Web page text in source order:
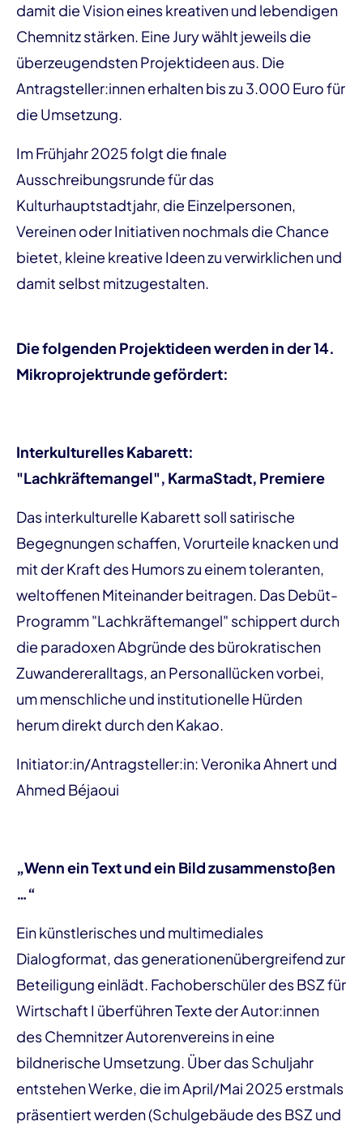
damit die Vision eines kreativen und lebendigen
Chemnitz stärken. Eine Jury wählt jeweils die
überzeugendsten Projektideen aus. Die
Antragsteller:innen erhalten bis zu 3.000 Euro für
die Umsetzung.
Im Frühjahr 2025 folgt die finale
Ausschreibungsrunde für das
Kulturhauptstadtjahr, die Einzelpersonen,
Vereinen oder Initiativen nochmals die Chance
bietet, kleine kreative Ideen zu verwirklichen und
damit selbst mitzugestalten.
Die folgenden Projektideen werden in der 14.
Mikroprojektrunde gefördert:
Interkulturelles Kabarett:
"Lachkräftemangel", KarmaStadt, Premiere
Das interkulturelle Kabarett soll satirische
Begegnungen schaffen, Vorurteile knacken und
mit der Kraft des Humors zu einem toleranten,
weltoffenen Miteinander beitragen. Das Debüt-
Programm "Lachkräftemangel" schippert durch
die paradoxen Abgründe des bürokratischen
Zuwandereralltags, an Personallücken vorbei,
um menschliche und institutionelle Hürden
herum direkt durch den Kakao.
Initiator:in/Antragsteller:in: Veronika Ahnert und
Ahmed Béjaoui
„Wenn ein Text und ein Bild zusammenstoßen
…“
Ein künstlerisches und multimediales
Dialogformat, das generationenübergreifend zur
Beteiligung einlädt. Fachoberschüler des BSZ für
Wirtschaft I überführen Texte der Autor:innen
des Chemnitzer Autorenvereins in eine
bildnerische Umsetzung. Über das Schuljahr
entstehen Werke, die im April/Mai 2025 erstmals
präsentiert werden (Schulgebäude des BSZ und